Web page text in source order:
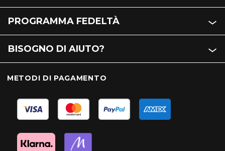
PROGRAMMA FEDELTÀ
BISOGNO DI AIUTO?
METODI DI PAGAMENTO